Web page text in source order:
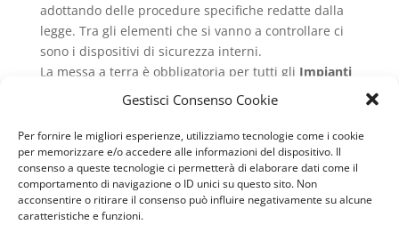
Gestisci Consenso Cookie
Per fornire le migliori esperienze, utilizziamo tecnologie come i cookie
per memorizzare e/o accedere alle informazioni del dispositivo. Il
consenso a queste tecnologie ci permetterà di elaborare dati come il
comportamento di navigazione o ID unici su questo sito. Non
acconsentire o ritirare il consenso può influire negativamente su alcune
caratteristiche e funzioni.
adottando delle procedure specifiche redatte dalla
legge. Tra gli elementi che si vanno a controllare ci
sono i dispositivi di sicurezza interni.
La messa a terra è obbligatoria per tutti gli Impianti
Elettrici Civili Industriali Isola Sacra
ed è
atmosferiche, come fulmini o elettricità elettrostatica
che si ritrova nell’ambiente. In base all’entrata in
vigore del DPR 462/01 che regolano alla
semplificazione burocratica per queste installazioni
si pretende che, una volta installata la messa a terra,